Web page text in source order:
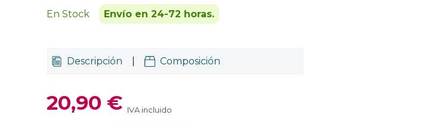
En Stock Envío en 24-72 horas.
Descripción Composición
20,90 € IVA incluido